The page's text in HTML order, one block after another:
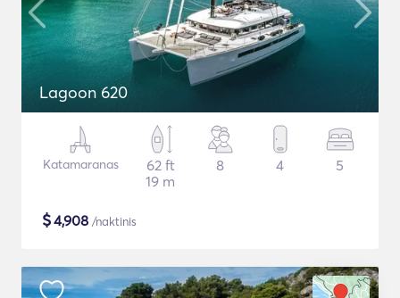
Lagoon 620
Katamaranas
62 ft
19 m
8 4 5
$4,908 /naktinis